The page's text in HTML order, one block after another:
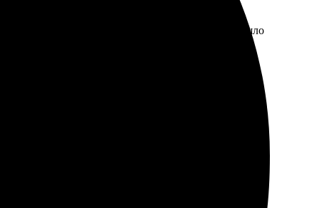
удобный интерфейс, все шаги понятны. Фото вышло
сохранять моменты в красивом виде!
фото, загрузила на сайт, оплатила. Получила